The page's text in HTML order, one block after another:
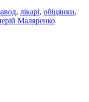
, лікарі, обіцянки,
Маляренко